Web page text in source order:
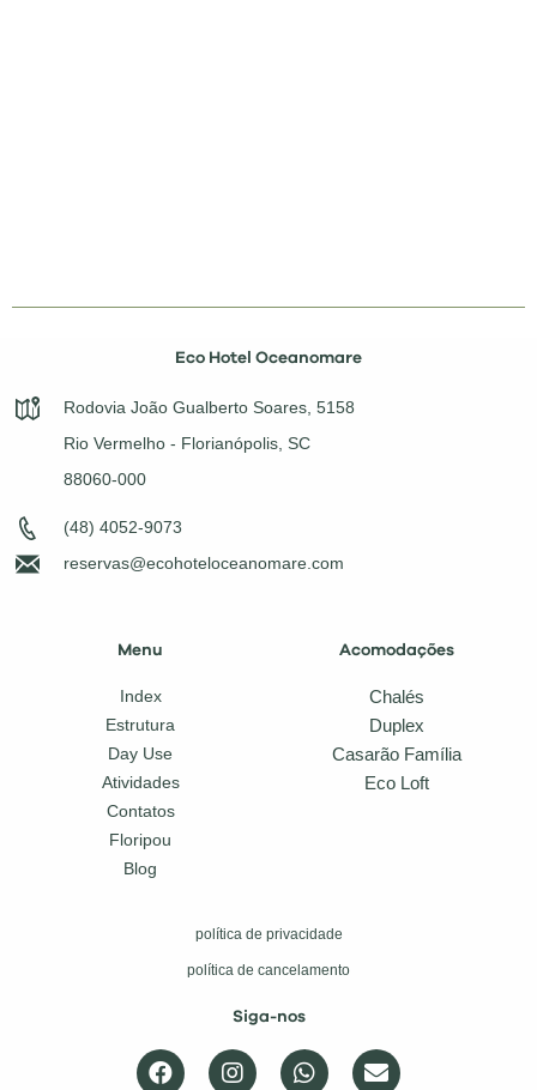
Eco Hotel Oceanomare
Rodovia João Gualberto Soares, 5158
Rio Vermelho - Florianópolis, SC
88060-000
(48) 4052-9073
reservas@ecohoteloceanomare.com
Menu Acomodações
Index
Estrutura
Day Use
Atividades
Contatos
Floripou
Blog
Chalés
Duplex
Casarão Família
Eco Loft
Siga-nos
política de privacidade
política de cancelamento